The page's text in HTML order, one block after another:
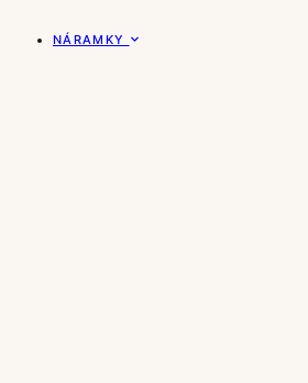
NÁRAMKY